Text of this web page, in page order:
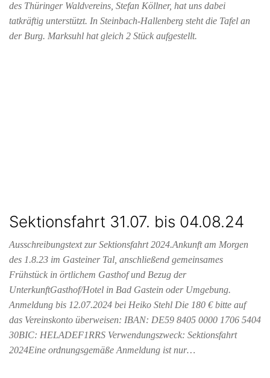
des Thüringer Waldvereins, Stefan Köllner, hat uns dabei
tatkräftig unterstützt. In Steinbach-Hallenberg steht die Tafel an
der Burg. Marksuhl hat gleich 2 Stück aufgestellt.
Sektionsfahrt 31.07. bis 04.08.24
Ausschreibungstext zur Sektionsfahrt 2024.Ankunft am Morgen
des 1.8.23 im Gasteiner Tal, anschließend gemeinsames
Frühstück in örtlichem Gasthof und Bezug der
UnterkunftGasthof/Hotel in Bad Gastein oder Umgebung.
Anmeldung bis 12.07.2024 bei Heiko Stehl Die 180 € bitte auf
das Vereinskonto überweisen: IBAN: DE59 8405 0000 1706 5404
30BIC: HELADEF1RRS Verwendungszweck: Sektionsfahrt
2024Eine ordnungsgemäße Anmeldung ist nur…